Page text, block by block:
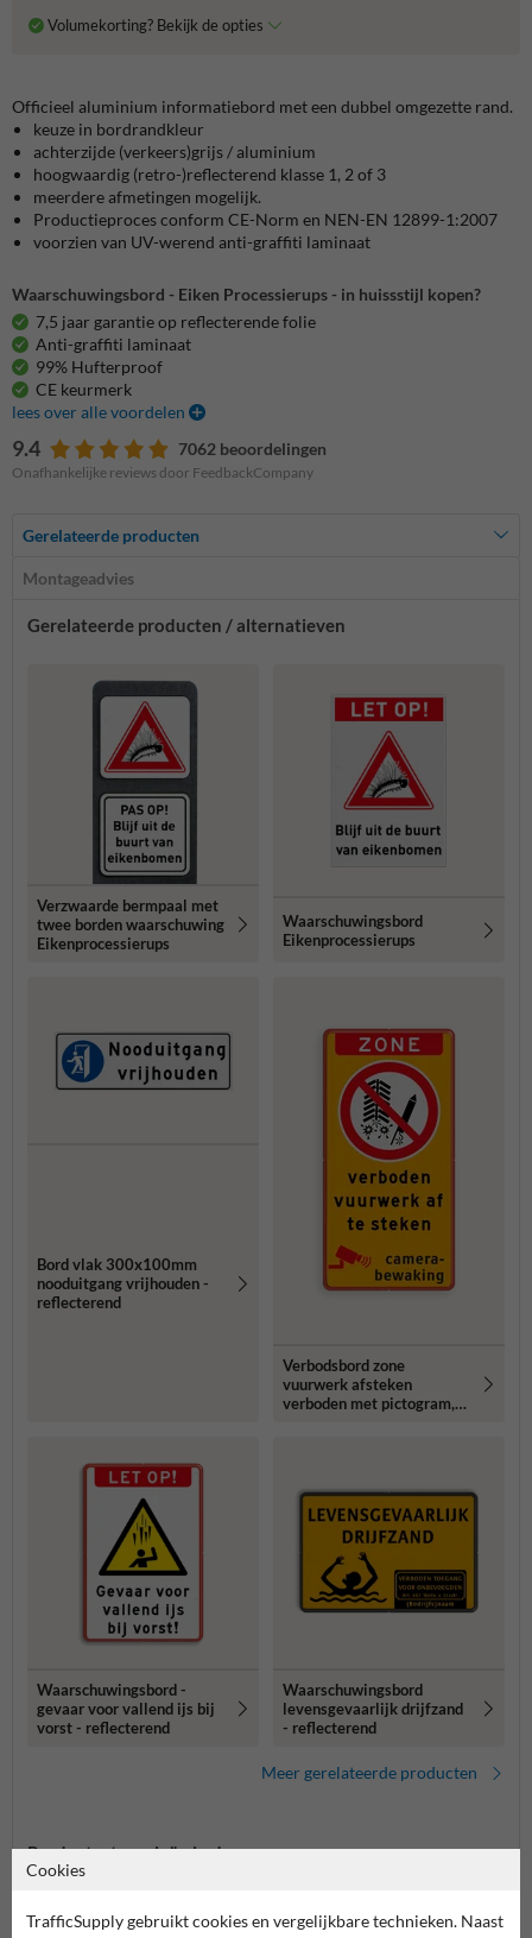
Volumekorting? Bekijk de opties
Officieel aluminium informatiebord met een dubbel omgezette rand.
keuze in bordrandkleur
achterzijde (verkeers)grijs / aluminium
hoogwaardig (retro-)reflecterend klasse 1, 2 of 3
meerdere afmetingen mogelijk.
Productieproces conform CE-Norm en NEN-EN 12899-1:2007
voorzien van UV-werend anti-graffiti laminaat
Waarschuwingsbord - Eiken Processierups - in huissstijl kopen?
7,5 jaar garantie op reflecterende folie
Anti-graffiti laminaat
99% Hufterproof
CE keurmerk
lees over alle voordelen
9.4 7062 beoordelingen
Onafhankelijke reviews door FeedbackCompany
Gerelateerde producten
Montageadvies
Gerelateerde producten / alternatieven
Verzwaarde bermpaal met
twee borden waarschuwing
Eikenprocessierups
Waarschuwingsbord
Eikenprocessierups
Bord vlak 300x100mm
nooduitgang vrijhouden -
reflecterend
Verbodsbord zone
vuurwerk afsteken
verboden met pictogram,
Waarschuwingsbord -
gevaar voor vallend ijs bij
vorst - reflecterend
Waarschuwingsbord
levensgevaarlijk drijfzand
- reflecterend
Meer gerelateerde producten
Productcategorieën in deze groep
Cookies
TrafficSupply gebruikt cookies en vergelijkbare technieken. Naast